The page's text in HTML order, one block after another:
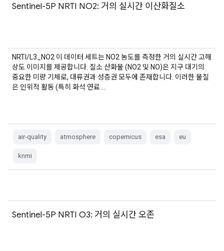
Sentinel-5P NRTI NO2: 거의 실시간 이산화질소
NRTI/L3_NO2 이 데이터 세트는 NO2 농도를 측정한 거의 실시간 고해
상도 이미지를 제공합니다. 질소 산화물 (NO2 및 NO)은 지구 대기의
중요한 미량 기체로, 대류권과 성층권 모두에 존재합니다. 이러한 물질
은 인위적 활동 (특히 화석 연료 …
air-quality atmosphere copernicus esa eu
knmi
Sentinel-5P NRTI O3: 거의 실시간 오존